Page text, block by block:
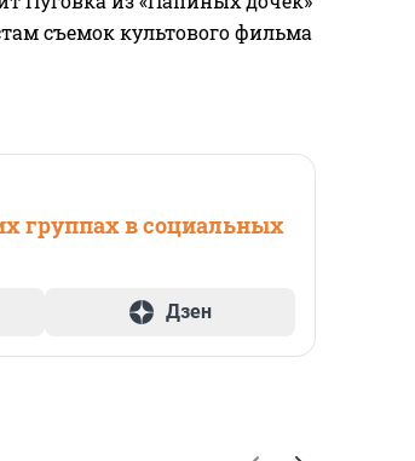
съемок культового фильма
группах в социальных
Дзен